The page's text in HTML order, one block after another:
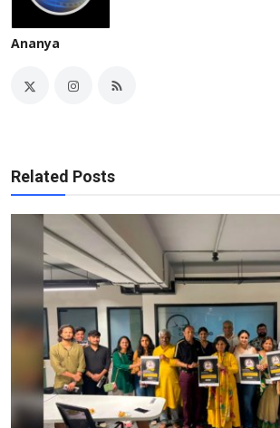
Ananya
Related Posts